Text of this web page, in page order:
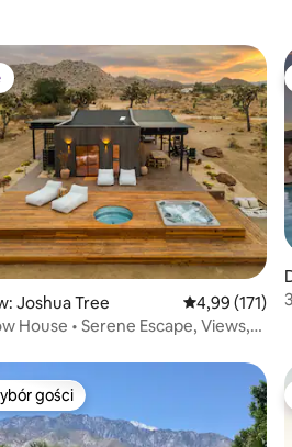
Joshua Tree Średnia
4,99 (171)
House • Serene Escape, Views,
z kategorii Wybór gości
gości